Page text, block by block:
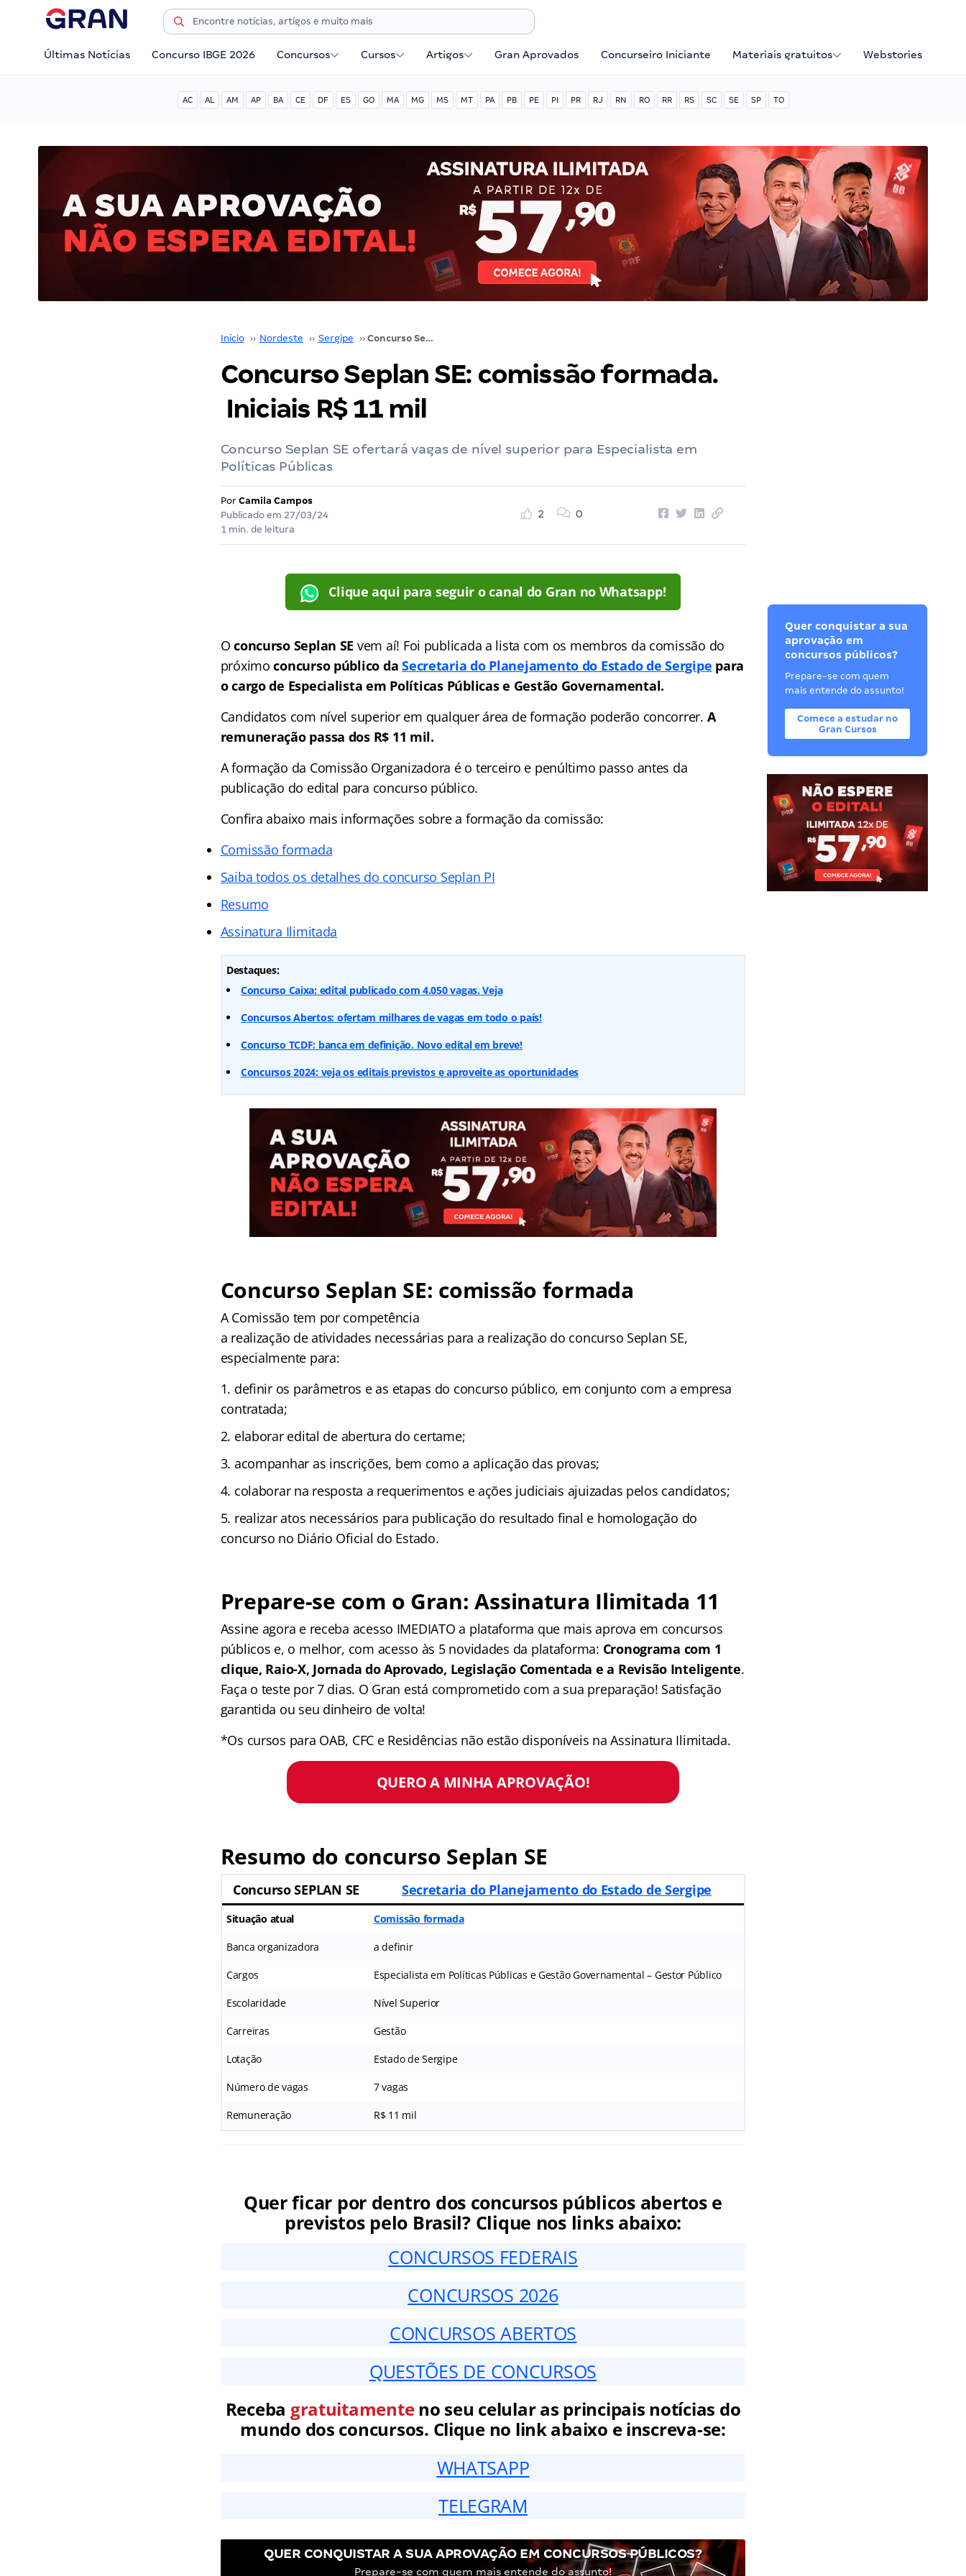
Últimas Notícias Concurso IBGE 2026 Concursos Cursos Artigos Gran Aprovados Concurseiro Iniciante Materiais gratuitos Webstories
AC AL AM AP BA CE DF ES GO MA MG MS MT PA PB PE PI PR RJ RN RO RR RS SC SE SP TO
Início ›› Nordeste ›› Sergipe ›› Concurso Seplan SE: comissão formada. Iniciais R$ 11 mil
Concurso Seplan SE: comissão formada.
Iniciais R$ 11 mil
Concurso Seplan SE ofertará vagas de nível superior para Especialista em
Políticas Públicas
Por Camila Campos
Publicado em 27/03/24
1 min. de leitura
2 0
Clique aqui para seguir o canal do Gran no Whatsapp!
Oconcurso Seplan SE vem aí! Foi publicada a lista com os membros da comissão do
próximoconcurso público daSecretaria do Planejamento do Estado de Sergipe para
o cargo de Especialista em Políticas Públicas e Gestão Governamental.
Candidatos com nível superior em qualquer área de formação poderão concorrer. A
remuneração passa dos R$ 11 mil.
A formação da Comissão Organizadora é o terceiro e penúltimo passo antes da
publicação do edital para concurso público.
Confira abaixo mais informações sobre a formação da comissão:
Comissão formada
Saiba todos os detalhes do concurso Seplan PI
Resumo
Assinatura Ilimitada
Destaques:
Concurso Caixa: edital publicado com 4.050 vagas. Veja
Concursos Abertos: ofertam milhares de vagas em todo o país!
Concurso TCDF: banca em definição. Novo edital em breve!
Concursos 2024: veja os editais previstos e aproveite as oportunidades
Concurso Seplan SE: comissão formada
A Comissão tem por competência
a realização de atividades necessárias para a realização do concurso Seplan SE,
especialmente para:
definir os parâmetros e as etapas do concurso público, em conjunto com a empresa
contratada;
elaborar edital de abertura do certame;
acompanhar as inscrições, bem como a aplicação das provas;
colaborar na resposta a requerimentos e ações judiciais ajuizadas pelos candidatos;
realizar atos necessários para publicação do resultado final e homologação do
concurso no Diário Oficial do Estado.
Prepare-se com o Gran: Assinatura Ilimitada 11
Assine agora e receba acesso IMEDIATO a plataforma que mais aprova em concursos
públicos e, o melhor, com acesso às 5 novidades da plataforma: Cronograma com 1
clique, Raio-X, Jornada do Aprovado, Legislação Comentada e a Revisão Inteligente.
Faça o teste por 7 dias. O Gran está comprometido com a sua preparação! Satisfação
garantida ou seu dinheiro de volta!
*Os cursos para OAB, CFC e Residências não estão disponíveis na Assinatura Ilimitada.
QUERO A MINHA APROVAÇÃO!
Resumo do concurso Seplan SE
Concurso SEPLAN SE Secretaria do Planejamento do Estado de Sergipe
Situação atual Comissão formada
Banca organizadora a definir
Cargos Especialista em Políticas Públicas e Gestão Governamental – Gestor Público
Escolaridade Nível Superior
Carreiras Gestão
Lotação Estado de Sergipe
Número de vagas 7 vagas
Remuneração R$ 11 mil
Quer ficar por dentro dos concursos públicos abertos e
previstos pelo Brasil? Clique nos links abaixo:
CONCURSOS FEDERAIS
CONCURSOS 2026
CONCURSOS ABERTOS
QUESTÕES DE CONCURSOS
Receba gratuitamenteno seu celular as principais notícias do
mundo dos concursos. Clique no link abaixo e inscreva-se:
WHATSAPP
TELEGRAM
QUER CONQUISTAR A SUA APROVAÇÃO EM CONCURSOS PÚBLICOS?
Prepare-se com quem mais entende do assunto!
Quer conquistar a sua
aprovação em
concursos públicos?
Prepare-se com quem
mais entende do assunto!
Comece a estudar no
Gran Cursos